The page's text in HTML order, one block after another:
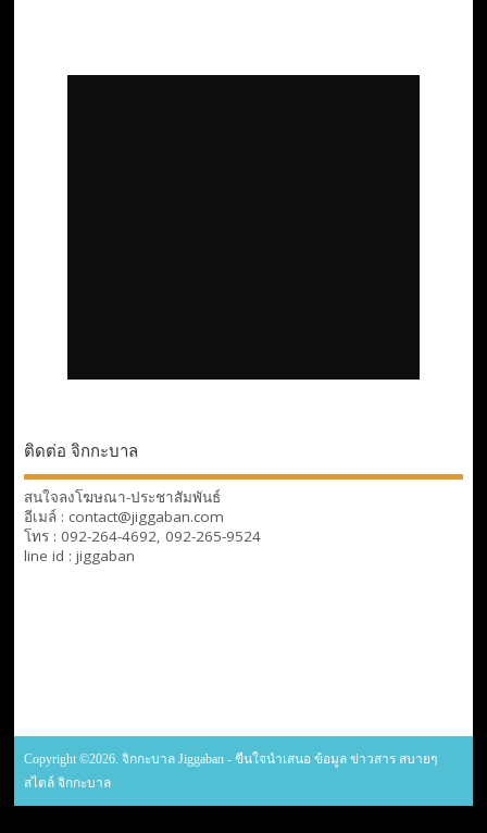
ติดต่อ จิกกะบาล
สนใจลงโฆษณา-ประชาสัมพันธ์
อีเมล์ : contact@jiggaban.com
โทร : 092-264-4692, 092-265-9524
line id : jiggaban
Copyright ©2026. จิกกะบาล Jiggaban - ขืนใจนำเสนอ ข้อมูล ข่าวสาร สบายๆ
สไตล์ จิกกะบาล